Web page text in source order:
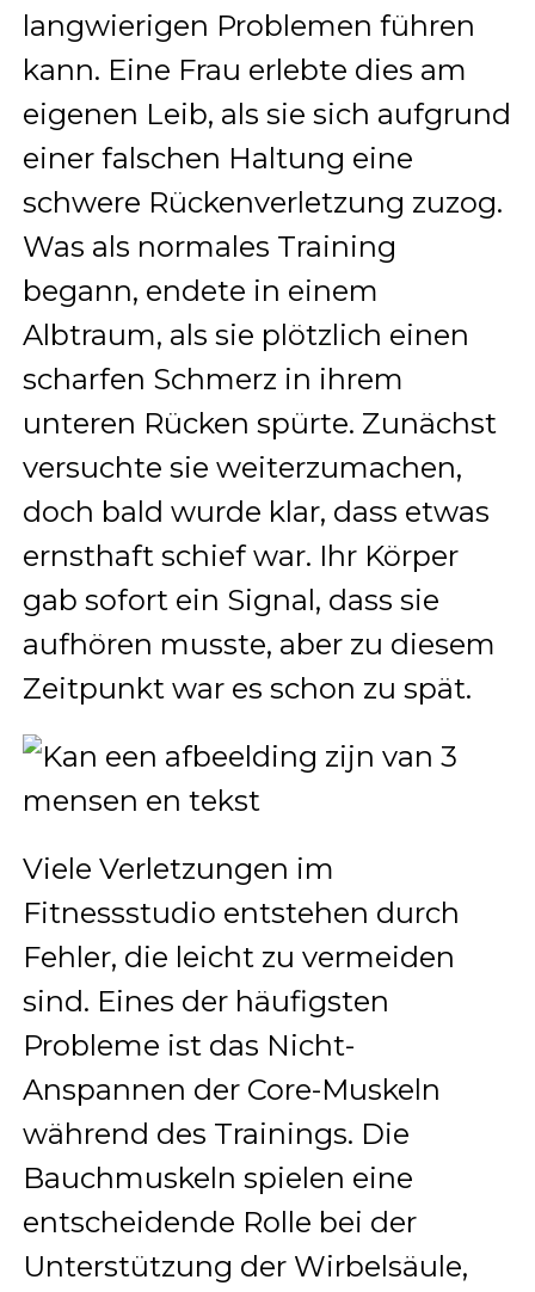
langwierigen Problemen führen
kann. Eine Frau erlebte dies am
eigenen Leib, als sie sich aufgrund
einer falschen Haltung eine
schwere Rückenverletzung zuzog.
Was als normales Training
begann, endete in einem
Albtraum, als sie plötzlich einen
scharfen Schmerz in ihrem
unteren Rücken spürte. Zunächst
versuchte sie weiterzumachen,
doch bald wurde klar, dass etwas
ernsthaft schief war. Ihr Körper
gab sofort ein Signal, dass sie
aufhören musste, aber zu diesem
Zeitpunkt war es schon zu spät.
Viele Verletzungen im
Fitnessstudio entstehen durch
Fehler, die leicht zu vermeiden
sind. Eines der häufigsten
Probleme ist das Nicht-
Anspannen der Core-Muskeln
während des Trainings. Die
Bauchmuskeln spielen eine
entscheidende Rolle bei der
Unterstützung der Wirbelsäule,